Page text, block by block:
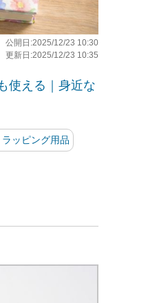
公開日:2025/12/23 10:30
更新日:2025/12/23 10:35
使える｜身近な
ッピング用品